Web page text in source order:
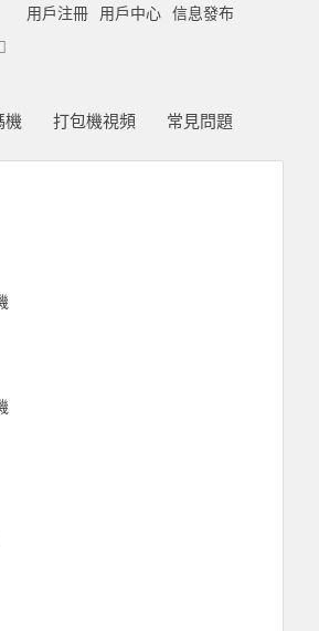
用戶注冊 用戶中心 信息發布
機 打包機視頻 常見問題